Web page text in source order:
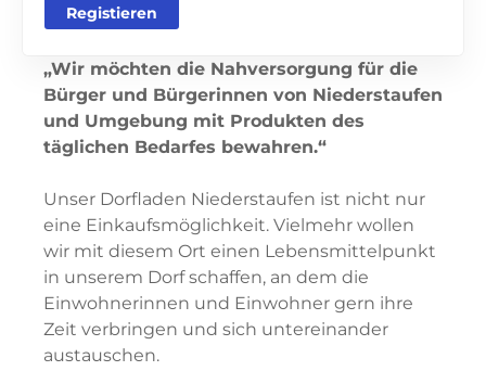
Registieren
„Wir möchten die Nahversorgung für die
Bürger und Bürgerinnen von Niederstaufen
und Umgebung mit Produkten des
täglichen Bedarfes bewahren.“
Unser Dorfladen Niederstaufen ist nicht nur
eine Einkaufsmöglichkeit. Vielmehr wollen
wir mit diesem Ort einen Lebensmittelpunkt
in unserem Dorf schaffen, an dem die
Einwohnerinnen und Einwohner gern ihre
Zeit verbringen und sich untereinander
austauschen.